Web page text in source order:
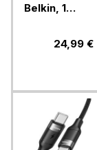
Belkin, 1
2,4A USB24,99 €